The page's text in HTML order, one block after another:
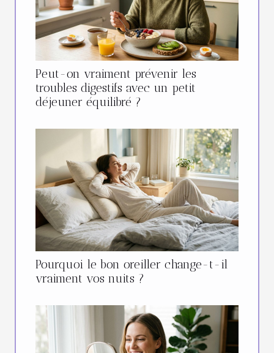
Peut-on vraiment prévenir les
troubles digestifs avec un petit
déjeuner équilibré ?
Pourquoi le bon oreiller change-t-il
vraiment vos nuits ?